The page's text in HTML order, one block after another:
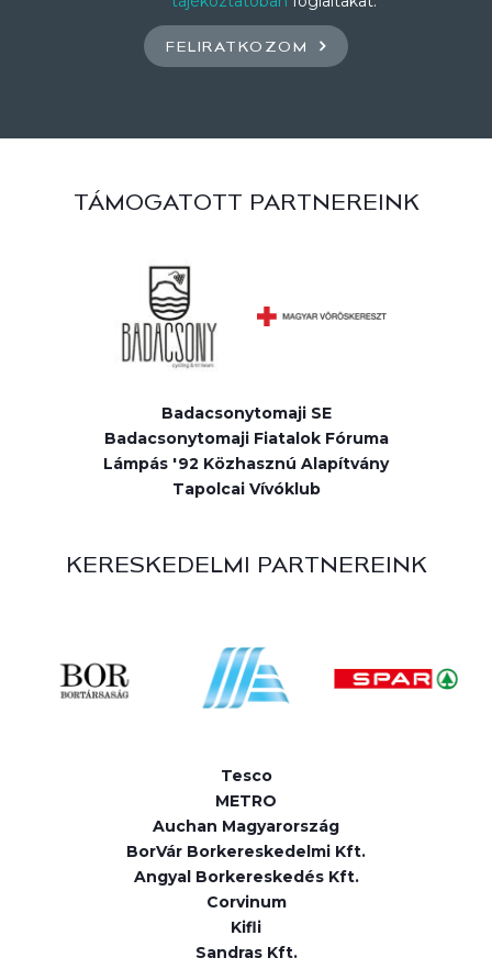
FELIRATKOZOM
TÁMOGATOTT PARTNEREINK
Badacsonytomaji SE
Badacsonytomaji Fiatalok Fóruma
Lámpás '92 Közhasznú Alapítvány
Tapolcai Vívóklub
KERESKEDELMI PARTNEREINK
Tesco
METRO
Auchan Magyarország
BorVár Borkereskedelmi Kft.
Angyal Borkereskedés Kft.
Corvinum
Kifli
Sandras Kft.